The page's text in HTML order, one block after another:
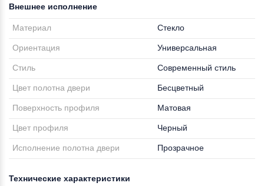
Внешнее исполнение
Материал Стекло
Ориентация Универсальная
Стиль Современный стиль
Цвет полотна двери Бесцветный
Поверхность профиля Матовая
Цвет профиля Черный
Исполнение полотна двери Прозрачное
Технические характеристики